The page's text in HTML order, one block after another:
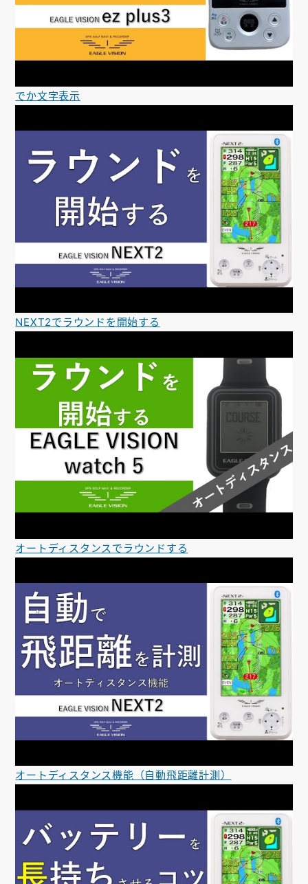
でか文字表示
NEXT2でラウンドを開始する
オートディスタンスでラウンドする
オートディスタンス機能（自動飛距離計測）